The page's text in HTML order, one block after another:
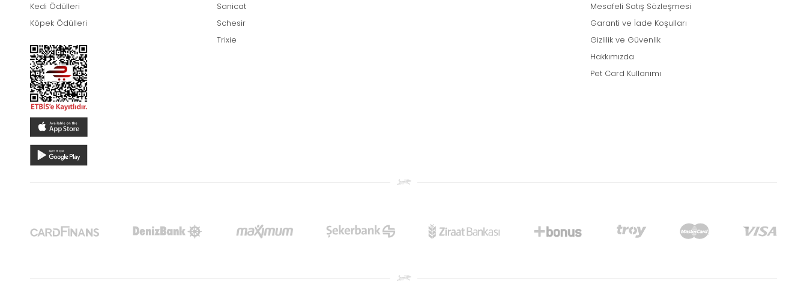
Kedi Ödülleri
Köpek Ödülleri
Sanicat
Schesir
Trixie
Mesafeli Satış Sözleşmesi
Garanti ve İade Koşulları
Gizlilik ve Güvenlik
Hakkımızda
Pet Card Kullanımı